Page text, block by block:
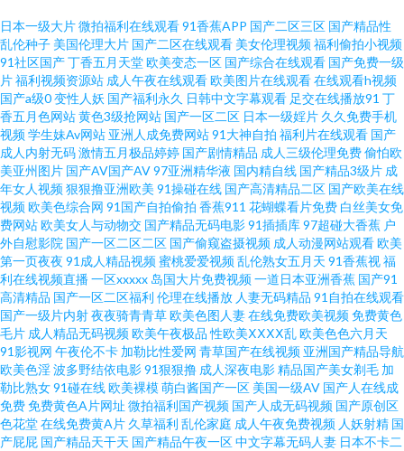
具人网网网 星空影院网站 国外精品 探花日本国产色情网站在线 bt之家_bt电
影天堂 免费在线观看高清影片 亚洲日本特黄免費在線观看 国产精品女一区
日韩欧美中文字幕涩涩 羞羞的视 国产九区在线视频 日日噜噜夜夜爽爽 vip热
播电视剧 精品伊人久久伊人 亚洲精品高清色 国产精品永久免费在线 日韩A片
无码一区二区五区电影 99热精国产 免费超爽大 亚洲伊人色综网 国产精品制
服丝袜视频 丰满少妇综合网 欧美亚洲中文字幕 在线天堂官网 国语自产精品
视频在 亚洲开心婷婷中文字幕 国产精品酒店久久精 日本高清视频网站 91极
品反差 精品亚洲午 我可以触碰你的深处吗第一季 成全动漫视频在线观看完整
版动画 欧美人兽网 伊人亚洲亚洲 国产素人不卡 日韩五月丁香影院 91制片厂
myz9 久草视频一区 亚州中文 豆花91熟女自拍 欧美午夜居场朝喷 中文女优影
日本一级大片微拍福利在线观看91香蕉APP 国产二区三区 国产精品性
乱伦种子 美国伦理大片 国产二区在线观看 美女伦理视频福利偷拍小视频
91社区国产丁香五月天堂欧美变态一区 国产综合在线观看 国产免费一级
片福利视频资源站 成人午夜在线观看欧美图片在线观看在线观看h视频
国产a级0变性人妖 国产福利永久 日韩中文字幕观看 足交在线播放91 丁
香五月色网站黄色3级抢网站 国产一区二区 日本一级婬片 久久免费手机
视频学生妹Av网站 亚洲人成免费网站91大神自拍 福利片在线观看 国产
成人内射无码激情五月极品婷婷 国产剧情精品 成人三级伦理免费偷怕欧
美亚州图片 国产AV国产AV97亚洲精华液 国内精自线 国产精品3级片 成
年女人视频狠狠撸亚洲欧美 91操碰在线 国产高清精品二区 国产欧美在线
视频欧美色综合网 91国产自拍偷拍 香蕉911 花蝴蝶看片免费 白丝美女免
费网站欧美女人与动物交 国产精品无码电影91插插库97超碰大香蕉 户
外自慰影院 国产一区二区二区 国产偷窥盗摄视频 成人动漫网站观看欧美
第一页夜夜 91成人精品视频蜜桃爱爱视频乱伦熟女五月天 91香蕉视福
利在线视频直播一区xxxxx 岛国大片免费视频一道日本亚洲香蕉 国产91
高清精品 国产一区二区福利 伦理在线播放 人妻无码精品 91自拍在线观看
国产一级片内射夜夜骑青青草欧美色图人妻在线免费欧美视频免费黄色
毛片 成人精品无码视频欧美午夜极品 性欧美ⅩⅩⅩⅩ乱欧美色色六月天
91影视网 午夜伦不卡 加勒比性爱网 青草国产在线视频 亚洲国产精品导航
欧美色淫波多野结依电影91狠狠撸 成人深夜电影精品国产美女剃毛 加
勒比熟女91碰在线欧美裸模萌白酱国产一区 美国一级AV 国产人在线成
免费免费黄色A片网址 微拍福利国产视频 国产人成无码视频 国产原创区
色花堂在线免费黄A片 久草福利 乱伦家庭 成人午夜免费视频 人妖射精 国
产屁屁 国产精品天干天 国产精品午夜一区中文字幕无码人妻 日本不卡二